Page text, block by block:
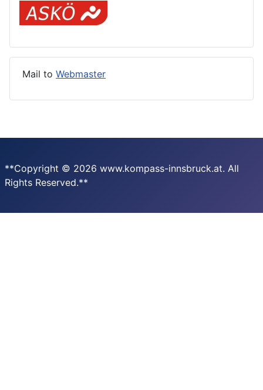
Mail to Webmaster
**Copyright © 2026 www.kompass-innsbruck.at. All
Rights Reserved.**